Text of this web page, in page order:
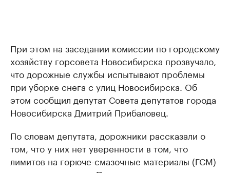
При этом на заседании комиссии по городскому
хозяйству горсовета Новосибирска прозвучало,
что дорожные службы испытывают проблемы
при уборке снега с улиц Новосибирска. Об
этом сообщил депутат Совета депутатов города
Новосибирска Дмитрий Прибаловец.
По словам депутата, дорожники рассказали о
том, что у них нет уверенности в том, что
лимитов на горюче-смазочные материалы (ГСМ)